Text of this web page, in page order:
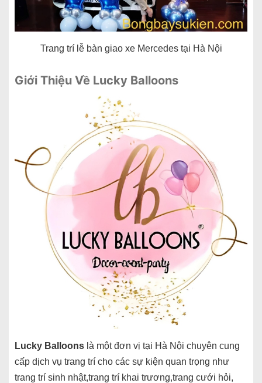
Trang trí lễ bàn giao xe Mercedes tại Hà Nội
Giới Thiệu Về Lucky Balloons
Lucky Balloons là một đơn vị tại Hà Nội chuyên cung
cấp dịch vụ trang trí cho các sự kiện quan trọng như
trang trí sinh nhật,trang trí khai trương,trang cưới hỏi,